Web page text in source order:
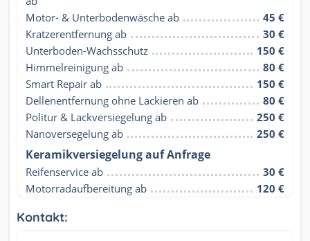
Motor- & Unterbodenwäsche ab
45 €
Kratzerentfernung ab
30 €
Unterboden-Wachsschutz
150 €
Himmelreinigung ab
80 €
Smart Repair ab
150 €
Dellenentfernung ohne Lackieren ab
80 €
Politur & Lackversiegelung ab
250 €
Nanoversegelung ab
250 €
Keramikversiegelung auf Anfrage
Reifenservice ab
30 €
Motorradaufbereitung ab
120 €
Kontakt: